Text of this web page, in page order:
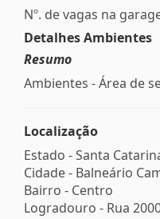
Nº. de vagas na
Detalhes Ambientes
Resumo
Ambientes - Área de
Localização
Estado -Santa
Cidade - Balneário
Bairro - Centro
Logradouro - Rua